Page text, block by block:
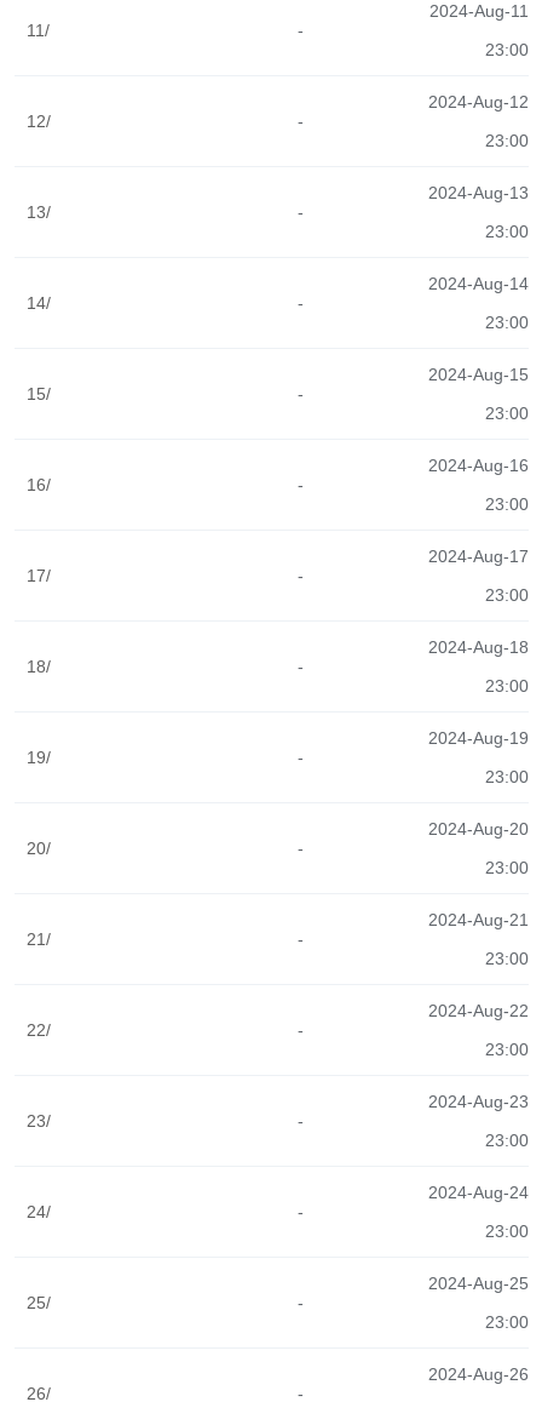
11/ -
2024-Aug-11
23:00
12/ -
2024-Aug-12
23:00
13/ -
2024-Aug-13
23:00
14/ -
2024-Aug-14
23:00
15/ -
2024-Aug-15
23:00
16/ -
2024-Aug-16
23:00
17/ -
2024-Aug-17
23:00
18/ -
2024-Aug-18
23:00
19/ -
2024-Aug-19
23:00
20/ -
2024-Aug-20
23:00
21/ -
2024-Aug-21
23:00
22/ -
2024-Aug-22
23:00
23/ -
2024-Aug-23
23:00
24/ -
2024-Aug-24
23:00
25/ -
2024-Aug-25
23:00
26/ -
2024-Aug-26